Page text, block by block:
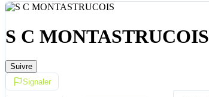
S C MONTASTRUCOIS
Suivre
Signaler